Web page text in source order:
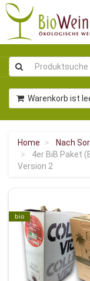
Warenkorb ist
Home Nach
4er BiB Paket
Version 2
bio